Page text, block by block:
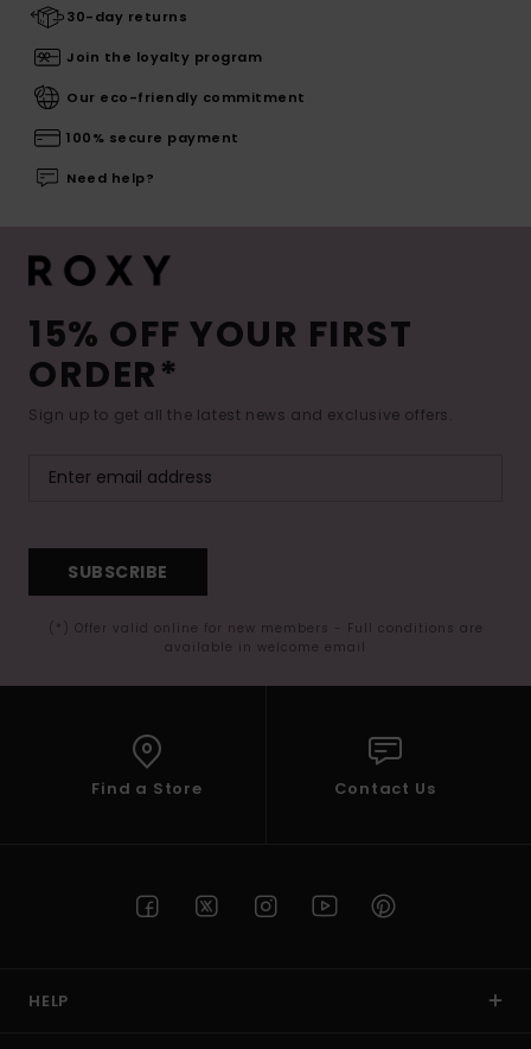
30-day returns
Join the loyalty program
Our eco-friendly commitment
100% secure payment
Need help?
15% OFF YOUR FIRST
ORDER*
Sign up to get all the latest news and exclusive offers.
SUBSCRIBE
(*) Offer valid online for new members - Full conditions are
available in welcome email
Find a Store Contact Us
HELP